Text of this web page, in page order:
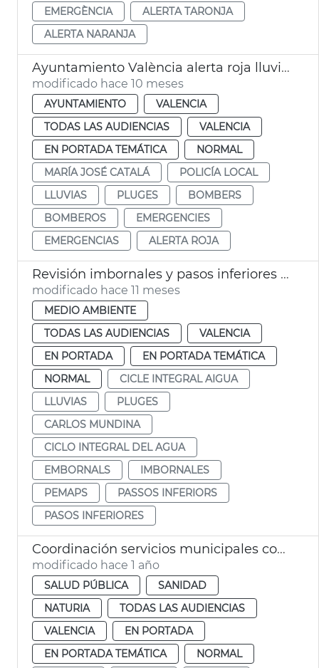
EMERGÈNCIA
ALERTA TARONJA
ALERTA NARANJA
Ayuntamiento València alerta roja lluvias
modificado hace 10 meses
AYUNTAMIENTO
VALENCIA
TODAS LAS AUDIENCIAS
VALENCIA
EN PORTADA TEMÁTICA
NORMAL
MARÍA JOSÉ CATALÁ
POLICÍA LOCAL
LLUVIAS
PLUGES
BOMBERS
BOMBEROS
EMERGENCIES
EMERGENCIAS
ALERTA ROJA
Revisión imbornales y pasos inferiores por lluvias
modificado hace 11 meses
MEDIO AMBIENTE
TODAS LAS AUDIENCIAS
VALENCIA
EN PORTADA
EN PORTADA TEMÁTICA
NORMAL
CICLE INTEGRAL AIGUA
LLUVIAS
PLUGES
CARLOS MUNDINA
CICLO INTEGRAL DEL AGUA
EMBORNALS
IMBORNALES
PEMAPS
PASSOS INFERIORS
PASOS INFERIORES
Coordinación servicios municipales control eclosión insectos
modificado hace 1 año
SALUD PÚBLICA
SANIDAD
NATURIA
TODAS LAS AUDIENCIAS
VALENCIA
EN PORTADA
EN PORTADA TEMÁTICA
NORMAL